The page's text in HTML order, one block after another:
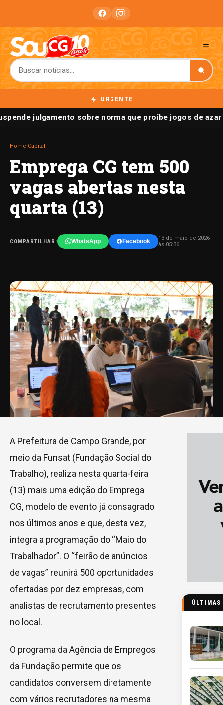
URGENTE
julgamento sobre norma que proíbe jogos de azar
Home Capital
Emprega CG tem 500
vagas abertas nesta
quarta (13)
COMPARTILHAR: WhatsApp Facebook
13 de maio de 2026
às 05:36
A Prefeitura de Campo Grande, por
meio da Funsat (Fundação Social do
Trabalho), realiza nesta quarta-feira
(13) mais uma edição do Emprega
CG, modelo de evento já consagrado
nos últimos anos e que, desta vez,
integra a programação do “Maio do
Trabalhador”. O “feirão de anúncios
de vagas” reunirá 500 oportunidades
ofertadas por dez empresas, com
analistas de recrutamento presentes
no local.
O programa da Agência de Empregos
da Fundação permite que os
candidatos conversem diretamente
com vários recrutadores na mesma